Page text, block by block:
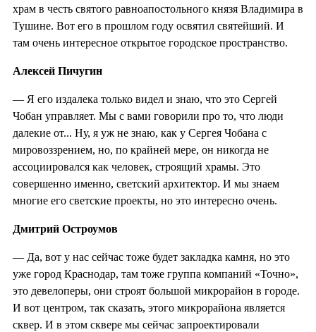
храм в честь святого равноапостольного князя Владимира в
Тушине. Вот его в прошлом году освятил святейший. И
там очень интересное открытое городское пространство.
Алексей Пичугин
— Я его издалека только видел и знаю, что это Сергей
Чобан управляет. Мы с вами говорили про то, что люди
далекие от... Ну, я уж не знаю, как у Сергея Чобана с
мировоззрением, но, по крайней мере, он никогда не
ассоциировался как человек, строящий храмы. Это
совершенно именно, светский архитектор. И мы знаем
многие его светские проекты, но это интересно очень.
Дмитрий Остроумов
— Да, вот у нас сейчас тоже будет закладка камня, но это
уже город Краснодар, там тоже группа компаний «Точно»,
это девелоперы, они строят большой микрорайон в городе.
И вот центром, так сказать, этого микрорайона является
сквер. И в этом сквере мы сейчас запроектировали